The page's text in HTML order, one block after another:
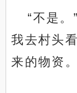
“不是。
我去村头
来的物资